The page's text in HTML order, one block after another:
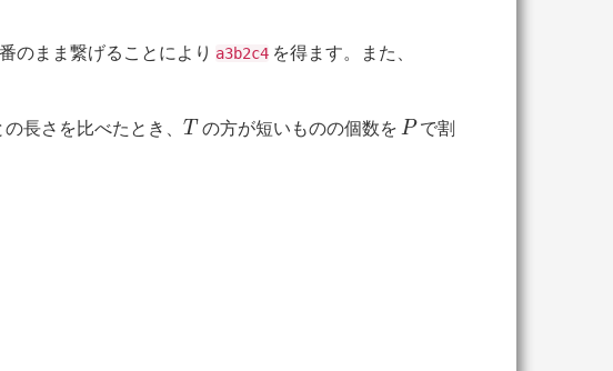
のまま繋げることにより a3b2c4 を得ます。また、
長さを比べたとき、 T
T の方が短いものの個数を P
Pで割